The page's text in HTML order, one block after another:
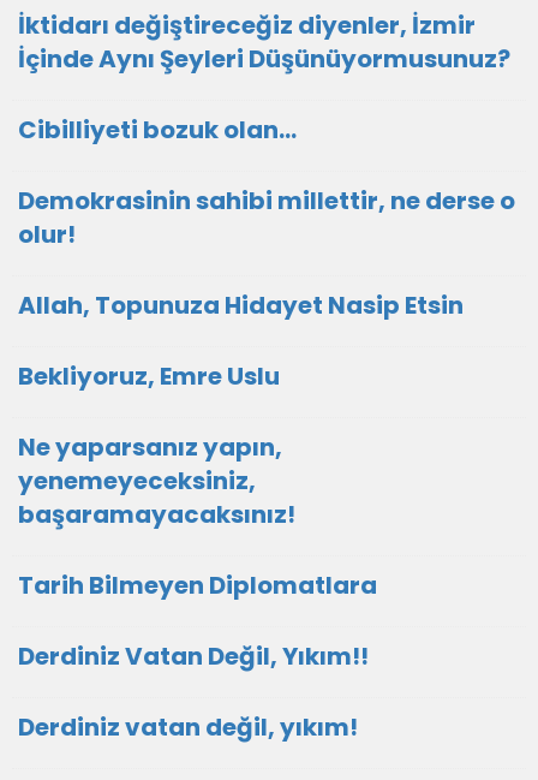
İktidarı değiştireceğiz diyenler, İzmir
İçinde Aynı Şeyleri Düşünüyormusunuz?
Cibilliyeti bozuk olan...
Demokrasinin sahibi millettir, ne derse o
olur!
Allah, Topunuza Hidayet Nasip Etsin
Bekliyoruz, Emre Uslu
Ne yaparsanız yapın,
yenemeyeceksiniz,
başaramayacaksınız!
Tarih Bilmeyen Diplomatlara
Derdiniz Vatan Değil, Yıkım!!
Derdiniz vatan değil, yıkım!